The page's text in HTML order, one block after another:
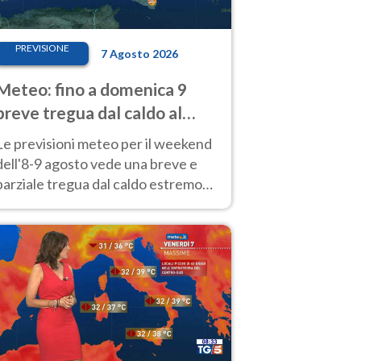
PREVISIONE 7 Agosto 2026
fino a domenica 9
tregua dal caldo al
Altrove calura e afa
previsioni meteo per il weekend
9 agosto vede una breve e
tregua dal caldo estremo
gradi.